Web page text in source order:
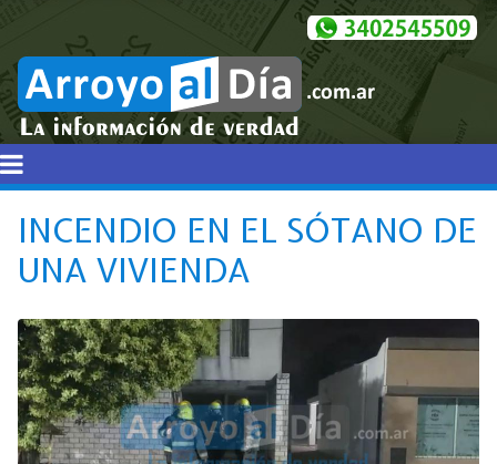
INCENDIO EN EL SÓTANO DE
UNA VIVIENDA